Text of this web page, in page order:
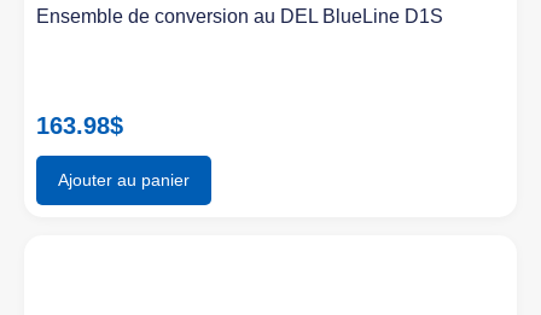
Ensemble de conversion au DEL BlueLine D1S
163.98$
Ajouter au panier